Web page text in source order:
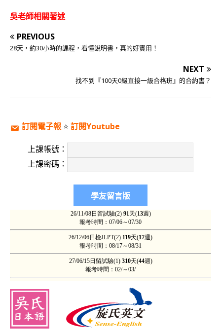
吳老師相關著述
PREVIOUS
28天，約30小時的課程，看懂說明書，真的好實用！
NEXT
找不到『100天0級直接一級合格班』的合約書？
訂閱電子報 ⭐️ 訂閱Youtube
上課帳號：
上課密碼：